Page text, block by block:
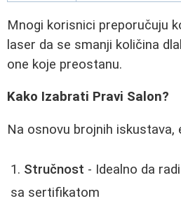
Mnogi korisnici preporučuju
laser da se smanji količina
one koje preostanu.
Kako Izabrati Pravi Salon?
Na osnovu brojnih
Stručnost - Idealno da
sa sertifikatom